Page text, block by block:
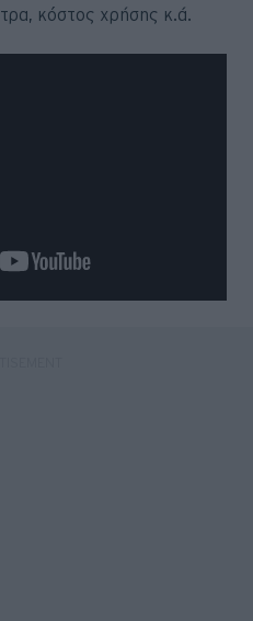
κόστος χρήσης κ.ά.